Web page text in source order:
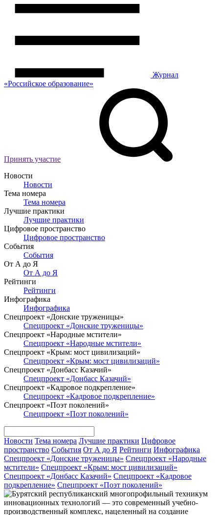
Журнал
«Российское образование»
Принять участие
Новости
Новости
Тема номера
Тема номера
Лучшие практики
Лучшие практики
Цифровое пространство
Цифровое пространство
События
События
От А до Я
От А до Я
Рейтинги
Рейтинги
Инфографика
Инфографика
Спецпроект «Донские труженицы»
Спецпроект «Донские труженицы»
Спецпроект «Народные мстители»
Спецпроект «Народные мстители»
Спецпроект «Крым: мост цивилизаций»
Спецпроект «Крым: мост цивилизаций»
Спецпроект «Донбасс Казачий»
Спецпроект «Донбасс Казачий»
Спецпроект «Кадровое подкрепление»
Спецпроект «Кадровое подкрепление»
Спецпроект «Поэт поколений»
Спецпроект «Поэт поколений»
Новости Тема номера Лучшие практики Цифровое
пространство События От А до Я Рейтинги Инфографика
Спецпроект «Донские труженицы» Спецпроект «Народные
мстители» Спецпроект «Крым: мост цивилизаций»
Спецпроект «Донбасс Казачий» Спецпроект «Кадровое
подкрепление» Спецпроект «Поэт поколений»